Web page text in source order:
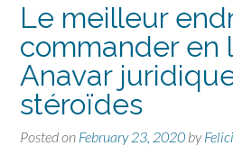
Le meilleur
commander en
Anavar
stéroïdes
Posted on February 23, 2020 by